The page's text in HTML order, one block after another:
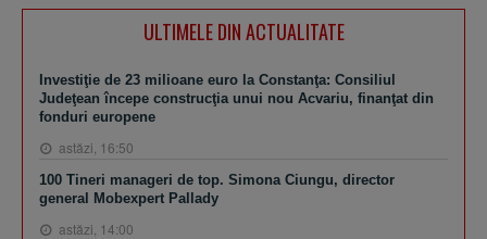
ULTIMELE DIN ACTUALITATE
Investiţie de 23 milioane euro la Constanţa: Consiliul
Judeţean începe construcţia unui nou Acvariu, finanţat din
fonduri europene
astăzi, 16:50
100 Tineri manageri de top. Simona Ciungu, director
general Mobexpert Pallady
astăzi, 14:00